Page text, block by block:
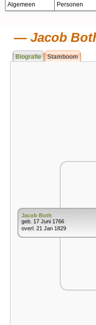
Algemeen Personen
Jacob
Biografie Stamboom
Jacob Both
geb. 17 Juni 1766
overl. 21 Jan 1829